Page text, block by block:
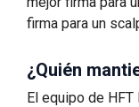
firma para un
¿Quién
El equipo de